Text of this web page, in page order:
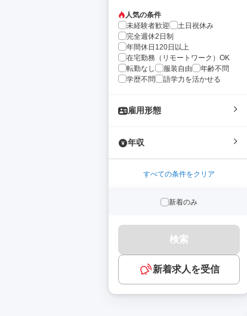
人気の条件
未経験者歓迎
土日祝休み
完全週休2日制
年間休日120日以上
在宅勤務（リモートワーク）OK
転勤なし
服装自由
年齢不問
学歴不問
語学力を活かせる
雇用形態
年収
すべての条件をクリア
新着のみ
検索
新着求人を受信